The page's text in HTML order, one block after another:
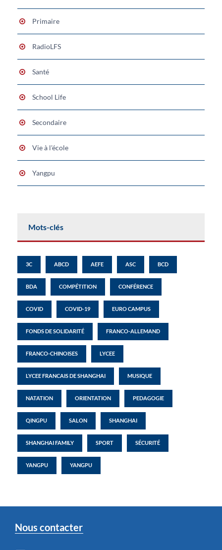
Primaire
RadioLFS
Santé
School Life
Secondaire
Vie à l'école
Yangpu
Mots-clés
3C ABCD AEFE ASC BCD
BDA COMPÉTITION CONFÉRENCE
COVID COVID-19 EURO CAMPUS
FONDS DE SOLIDARITÉ FRANCO-ALLEMAND
FRANCO-CHINOISES LYCEE
LYCEE FRANCAIS DE SHANGHAI MUSIQUE
NATATION ORIENTATION PEDAGOGIE
QINGPU SALON SHANGHAI
SHANGHAI FAMILY SPORT SÉCURITÉ
YANGPU YANGPU
Nous contacter